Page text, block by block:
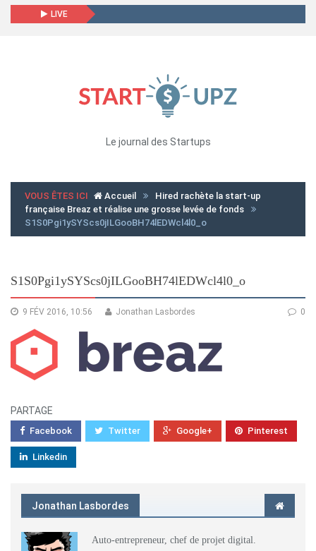
LIVE
Le journal des Startups
VOUS ÊTES ICI Accueil
Hired rachète la start-up
française Breaz et réalise une grosse levée de fonds
S1S0Pgi1ySYScs0jILGooBH74lEDWcl4l0_o
S1S0Pgi1ySYScs0jILGooBH74lEDWcl4l0_o
9 FÉV 2016, 10:56 0
Jonathan Lasbordes
PARTAGE
Facebook Twitter Google+ Pinterest
Linkedin
Jonathan Lasbordes
Auto-entrepreneur, chef de projet digital.